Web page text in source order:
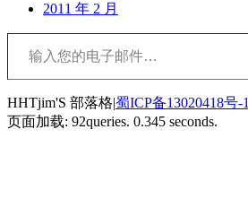
2011 年 2 月
输入您的电子邮件…
HHTjim'S 部落格|蜀ICP备13020418号-1
页面加载: 92queries. 0.345 seconds.